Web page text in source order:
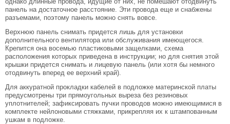
панель на достаточное расстояние. Эти провода еще и снабжены
разъемами, поэтому панель можно снять вовсе.
Верхнюю панель снимать придется лишь для установки
дополнительного вентилятора или обслуживания имеющегося.
Крепится она восемью пластиковыми защелками, схема
расположения которых приведена в инструкции; но для снятия этой
крышки придется снимать и лицевую панель (или хотя бы немного
отодвинуть вперед ее верхний край).
Для аккуратной прокладки кабелей в подложке материнской платы
предусмотрены три прямоугольных выреза без резиновых
уплотнителей; зафиксировать пучки проводов можно имеющимися в
комплекте нейлоновыми стяжками, прикрепляя их к штампованным
ушкам в подложке.